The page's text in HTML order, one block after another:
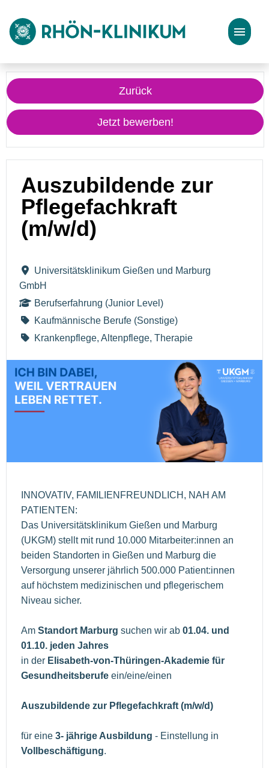
Stellenangebote
Bewerbungstipps
Zurück
Jetzt bewerben!
Auszubildende zur
Pflegefachkraft
(m/w/d)
Universitätsklinikum Gießen und Marburg
GmbH
Berufserfahrung (Junior Level)
Kaufmännische Berufe (Sonstige)
Krankenpflege, Altenpflege, Therapie
INNOVATIV, FAMILIENFREUNDLICH, NAH AM
PATIENTEN:
Das Universitätsklinikum Gießen und Marburg
(UKGM) stellt mit rund 10.000 Mitarbeiter:innen an
beiden Standorten in Gießen und Marburg die
Versorgung unserer jährlich 500.000 Patient:innen
auf höchstem medizinischen und pflegerischem
Niveau sicher.
Am Standort Marburg suchen wir ab 01.04. und
01.10. jeden Jahres
in der Elisabeth-von-Thüringen-Akademie für
Gesundheitsberufe ein/eine/einen
Auszubildende zur Pflegefachkraft (m/w/d)
für eine 3- jährige Ausbildung - Einstellung in
Vollbeschäftigung.